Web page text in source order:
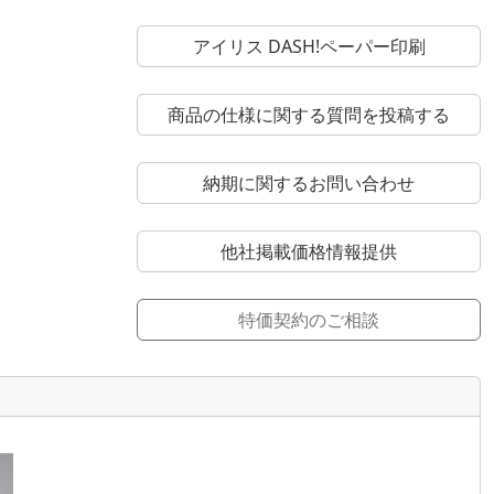
アイリス DASH!ペーパー印刷
商品の仕様に関する質問を投稿する
納期に関するお問い合わせ
他社掲載価格情報提供
特価契約のご相談